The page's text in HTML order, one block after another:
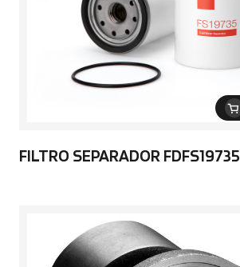
FILTRO SEPARADOR FDFS19735